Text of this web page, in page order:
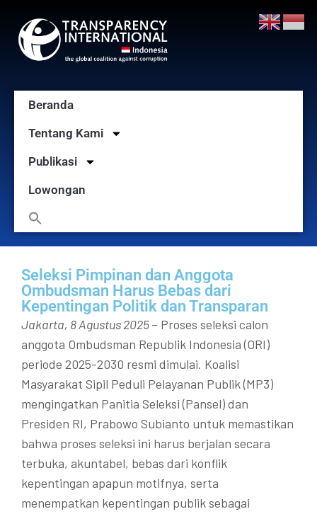
Beranda
Tentang Kami
Publikasi
Lowongan
Seleksi Pimpinan dan Anggota
Ombudsman Harus Bebas dari
Kepentingan Politik dan Transparan
Jakarta, 8 Agustus 2025– Proses seleksi calon
anggota Ombudsman Republik Indonesia (ORI)
periode 2025-2030 resmi dimulai. Koalisi
Masyarakat Sipil Peduli Pelayanan Publik (MP3)
mengingatkan Panitia Seleksi (Pansel) dan
Presiden RI, Prabowo Subianto untuk memastikan
bahwa proses seleksi ini harus berjalan secara
terbuka, akuntabel, bebas dari konflik
kepentingan apapun motifnya, serta
menempatkan kepentingan publik sebagai